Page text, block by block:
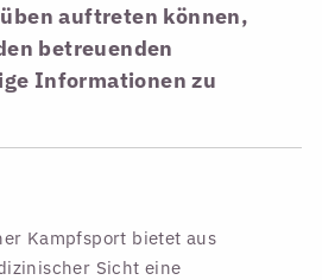
auftreten können,
betreuenden
Informationen zu
Kampfsport bietet aus
Sicht eine